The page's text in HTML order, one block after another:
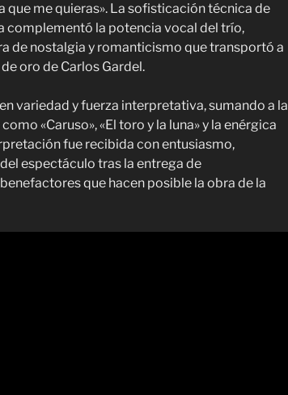
que me quieras». La sofisticación técnica de
complementó la potencia vocal del trío,
de nostalgia y romanticismo que transportó a
oro de Carlos Gardel.
variedad y fuerza interpretativa, sumando a la
«Caruso», «El toro y la luna» y la enérgica
fue recibida con entusiasmo,
espectáculo tras la entrega de
que hacen posible la obra de la